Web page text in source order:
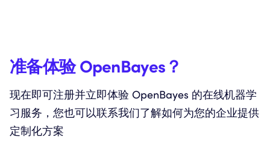
准备体验 OpenBayes？
现在即可注册并立即体验 OpenBayes 的在线机器学
习服务，您也可以联系我们了解如何为您的企业提供
定制化方案